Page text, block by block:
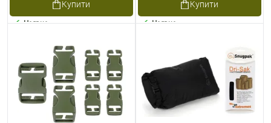
Купити
Наявне
Купити
Наявне